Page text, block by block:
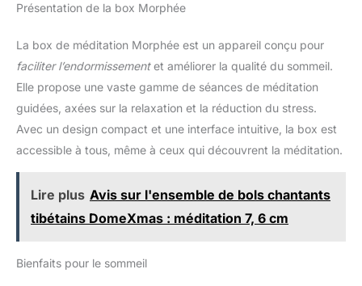
Présentation de la box Morphée
La box de méditation Morphée est un appareil conçu pour
faciliter l’endormissementet améliorer la qualité du sommeil.
Elle propose une vaste gamme de séances de méditation
guidées, axées sur la relaxation et la réduction du stress.
Avec un design compact et une interface intuitive, la box est
accessible à tous, même à ceux qui découvrent la méditation.
Lire plus Avis sur l'ensemble de bols chantants
tibétains DomeXmas : méditation 7, 6 cm
Bienfaits pour le sommeil